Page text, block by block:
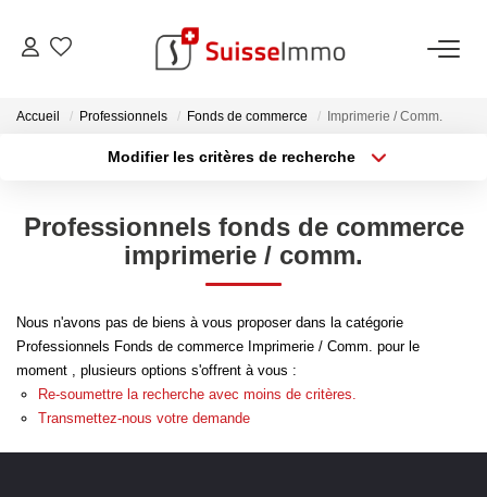
ACHETER
Découvrez Nos Biens À La Vente
Confiez-Nous La Recherche De Votre Bien À L'achat
Estimer Votre Bien En Ligne
Consultez Les Avis Clients
Accueil Professionnels Fonds de commerce Imprimerie / Comm.
Modifier les critères de recherche
Sélectionnez...
Type de bien
Surface min
Créer une alerte
Professionnels fonds de commerce
imprimerie / comm.
Nous n'avons pas de biens à vous proposer dans la catégorie
Professionnels Fonds de commerce Imprimerie / Comm. pour le
moment , plusieurs options s'offrent à vous :
Re-soumettre la recherche avec moins de critères.
Transmettez-nous votre demande